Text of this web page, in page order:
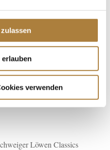
verwenden
23.07.2017
31.08.-03.09.2017
Löwen Classics